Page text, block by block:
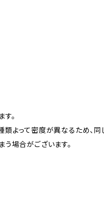
。
よって密度が異なるため、同
場合がございます。